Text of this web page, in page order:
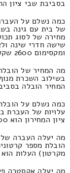
בסביבת שבי ציון התעריף הוא
של בית עם גינה
מחירה של לסוג
ומקסימום 2600 שקל חדש.
מה המחיר של
בשילוב השכרת
המחיר הובלה בסביבת שבי ציון
כמה נשלם על
עלויות של העברת
ציון המחירון הוא 5900 ומקסימום 3200
מה יעלה העברה של
מקרטון) העלות הוא 800 ולא יותר מ300 שקל חדש.